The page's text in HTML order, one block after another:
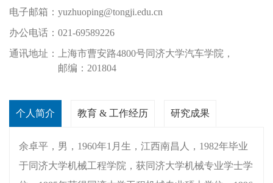
电子邮箱： yuzhuoping@tongji.edu.cn
办公电话： 021-69589226
通讯地址：
上海市曹安路4800号同济大学汽车学院，
邮编：201804
个人简介 教育 & 工作经历 研究成果
余卓平，男，1960年1月生，江西南昌人，1982年毕业
于同济大学机械工程学院，获同济大学机械专业学士学